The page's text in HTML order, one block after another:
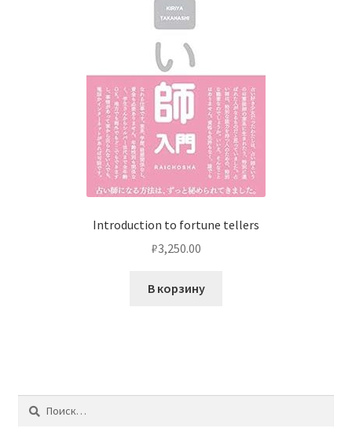
Introduction to fortune tellers
₽3,250.00
В корзину
Найти: